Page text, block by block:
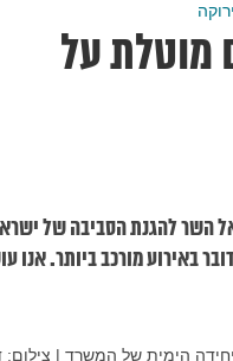
מוטלת על
השר להגנת הסביבה של
באירוע מורכב ביותר. אנו